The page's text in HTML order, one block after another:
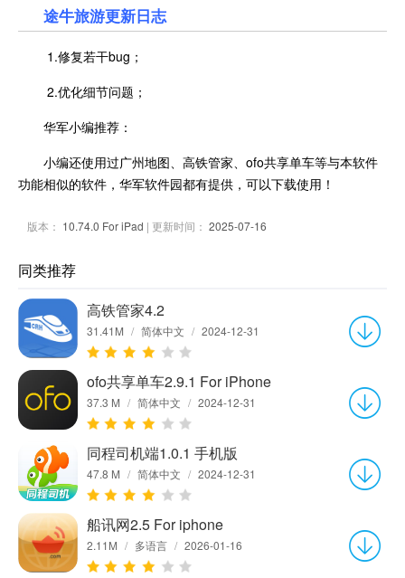
途牛旅游更新日志
1.修复若干bug；
2.优化细节问题；
华军小编推荐：
小编还使用过广州地图、高铁管家、ofo共享单车等与本软件
功能相似的软件，华军软件园都有提供，可以下载使用！
版本： 10.74.0 For iPad | 更新时间： 2025-07-16
同类推荐
高铁管家4.2
31.41M / 简体中文 / 2024-12-31
ofo共享单车2.9.1 For iPhone
37.3 M / 简体中文 / 2024-12-31
同程司机端1.0.1 手机版
47.8 M / 简体中文 / 2024-12-31
船讯网2.5 For iphone
2.11M / 多语言 / 2026-01-16